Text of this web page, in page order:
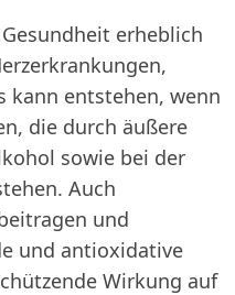
erheblich
kann entstehen, wenn
die durch äußere
sowie bei der
Auch
und
und antioxidative
Wirkung auf